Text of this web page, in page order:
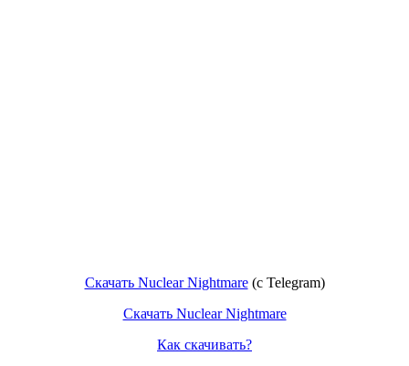
Скачать Nuclear Nightmare(c Telegram)
Скачать Nuclear Nightmare
Как скачивать?